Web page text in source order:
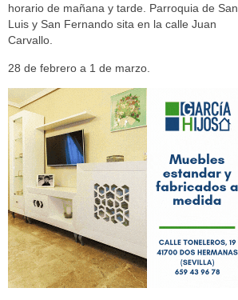
horario de mañana y tarde. Parroquia de San
Luis y San Fernando sita en la calle Juan
Carvallo.
28 de febrero a 1 de marzo.